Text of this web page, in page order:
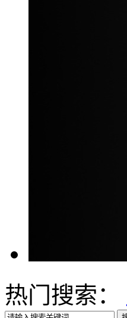
热门搜索：